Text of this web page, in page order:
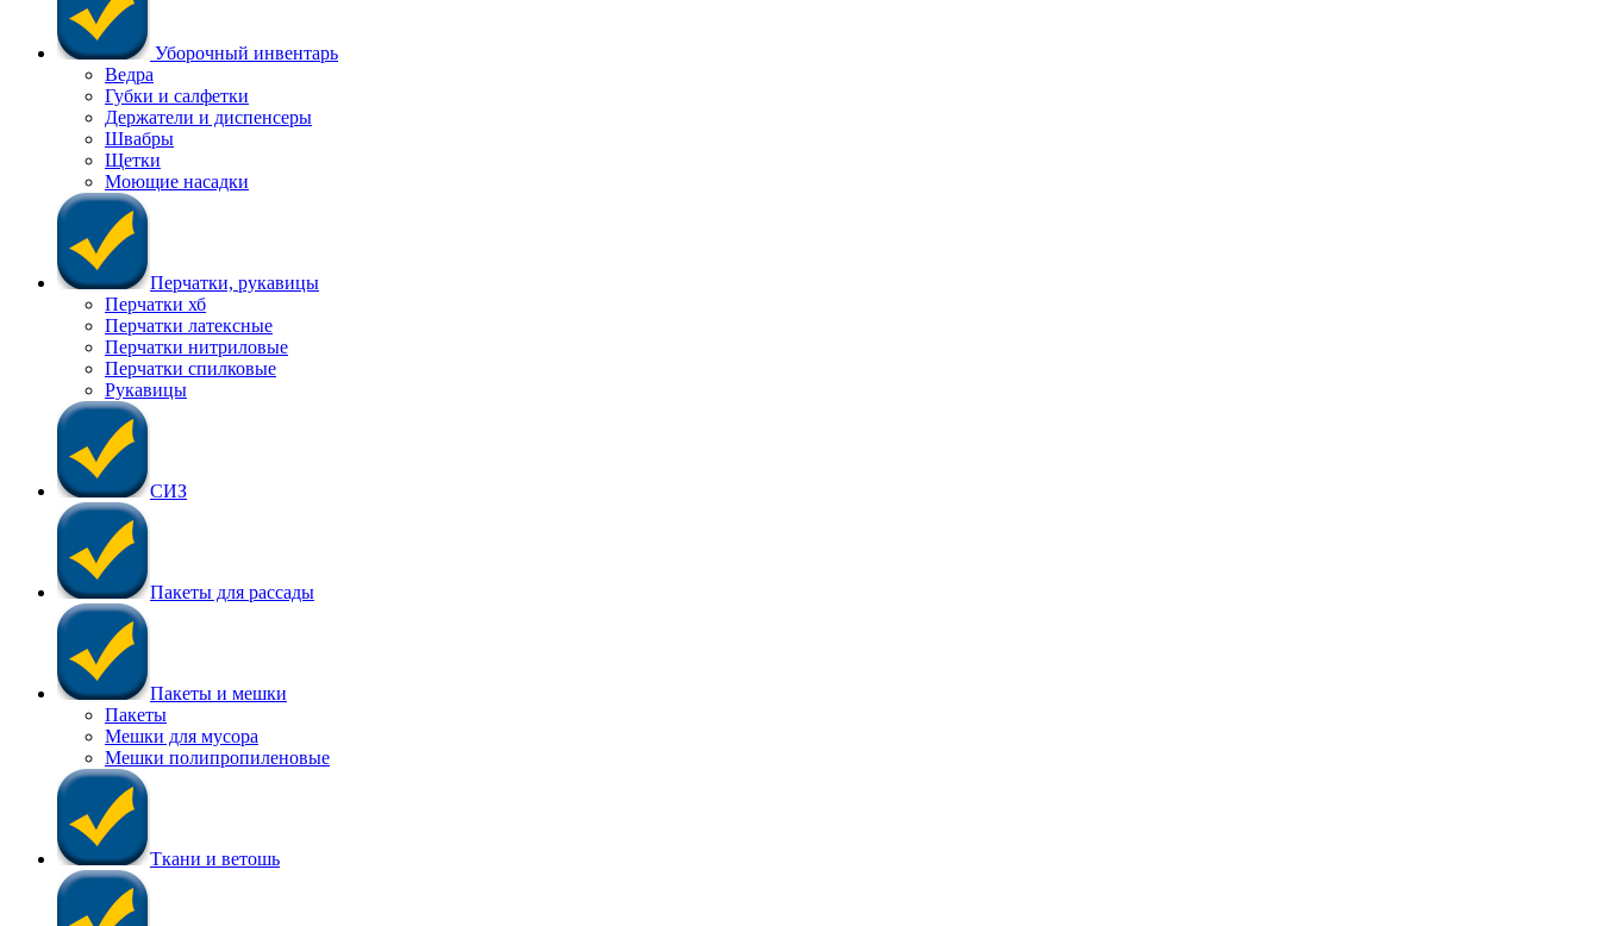
Уборочный инвентарь
Ведра
Губки и салфетки
Держатели и диспенсеры
Швабры
Щетки
Моющие насадки
Перчатки, рукавицы
Перчатки хб
Перчатки латексные
Перчатки нитриловые
Перчатки спилковые
Рукавицы
СИЗ
Пакеты для рассады
Пакеты и мешки
Пакеты
Мешки для мусора
Мешки полипропиленовые
Ткани и ветошь